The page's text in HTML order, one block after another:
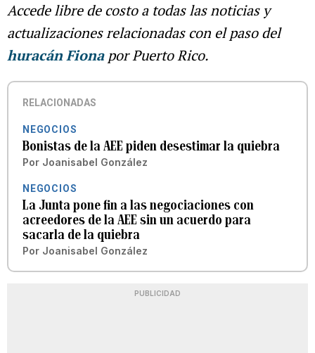
Accede libre de costo a todas las noticias y
actualizaciones relacionadas con el paso del
huracán Fionapor Puerto Rico.
RELACIONADAS
NEGOCIOS
Bonistas de la AEE piden desestimar la quiebra
Por Joanisabel González
NEGOCIOS
La Junta pone fin a las negociaciones con
acreedores de la AEE sin un acuerdo para
sacarla de la quiebra
Por Joanisabel González
PUBLICIDAD